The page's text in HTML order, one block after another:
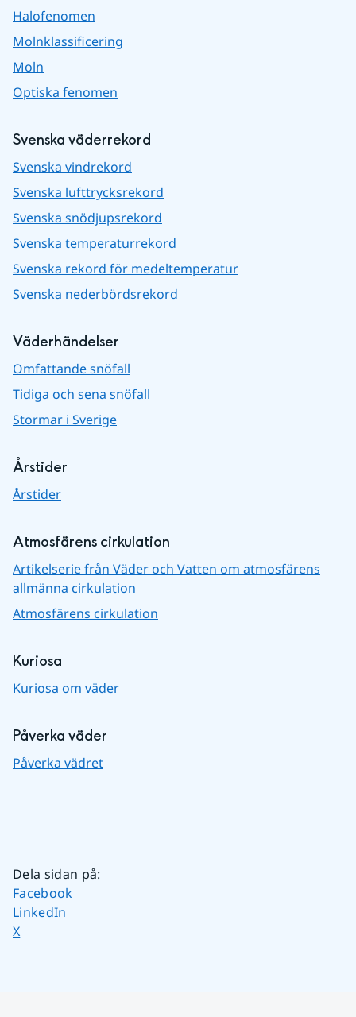
Halofenomen
Molnklassificering
Moln
Optiska fenomen
Svenska väderrekord
Svenska vindrekord
Svenska lufttrycksrekord
Svenska snödjupsrekord
Svenska temperaturrekord
Svenska rekord för medeltemperatur
Svenska nederbördsrekord
Väderhändelser
Omfattande snöfall
Tidiga och sena snöfall
Stormar i Sverige
Årstider
Årstider
Atmosfärens cirkulation
Artikelserie från Väder och Vatten om atmosfärens
allmänna cirkulation
Atmosfärens cirkulation
Kuriosa
Kuriosa om väder
Påverka väder
Påverka vädret
Dela sidan på:
Dela sidan på
Facebook
Dela sidan på
LinkedIn
Dela sidan på
X